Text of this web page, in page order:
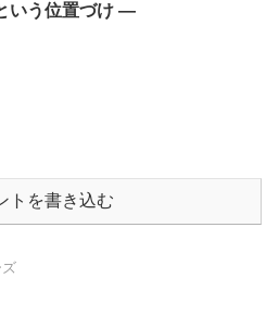
いう位置づけ ―
トを書き込む